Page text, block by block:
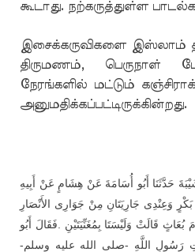
கூடாது. நற்கருத்துள்ள
இசைக்கருவிகளை இஸ்லாம்
திருமணம், பெருநாள்
நேரங்களில் மட்டும்
அனுமதிக்கப்பட்டிருக்கின்றது.
حَدَّثَنَا أَبُو أُسَامَةَ عَنْ هِشَامٍ عَنْ أَبِيهِ
وَعِنْدِى جَارِيَتَانِ مِنْ جَوَارِى الأَنْصَارِ
بُعَاثٍ قَالَتْ وَلَيْسَتَا بِمُغَنِّيَتَيْنِ
فَقَالَ أَبُو
رَسُولِ اللَّهِ -صلى الله عليه وسلم-